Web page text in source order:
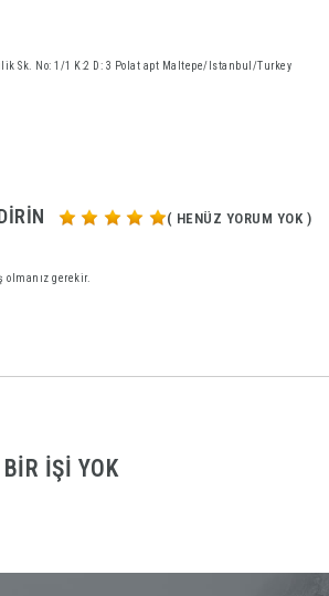
Sk. No: 1/1 K:2 D: 3 Polat apt Maltepe/Istanbul/Turkey
( HENÜZ YORUM YOK )
olmanız gerekir.
IŞI YOK